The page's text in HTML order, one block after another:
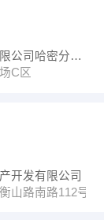
新疆三甲广告有限公司哈密分公司
C区
开发有限公司
山路南路112号